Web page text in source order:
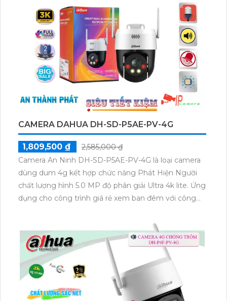
CAMERA DAHUA DH-SD-P5AE-PV-4G
1,809,500 ₫
2,585,000 ₫
Camera An Ninh DH-SD-P5AE-PV-4G là loại camera
dùng dum 4g kết hợp chức năng Phát Hiện Người
chất lượng hình 5.0 MP độ phân giải Ultra 4k lite. Ứng
dụng cho công trình giá rẻ xem ban đêm với công
lắp trong nhà cảm biến CMOS nền tảng kết nối 4G.